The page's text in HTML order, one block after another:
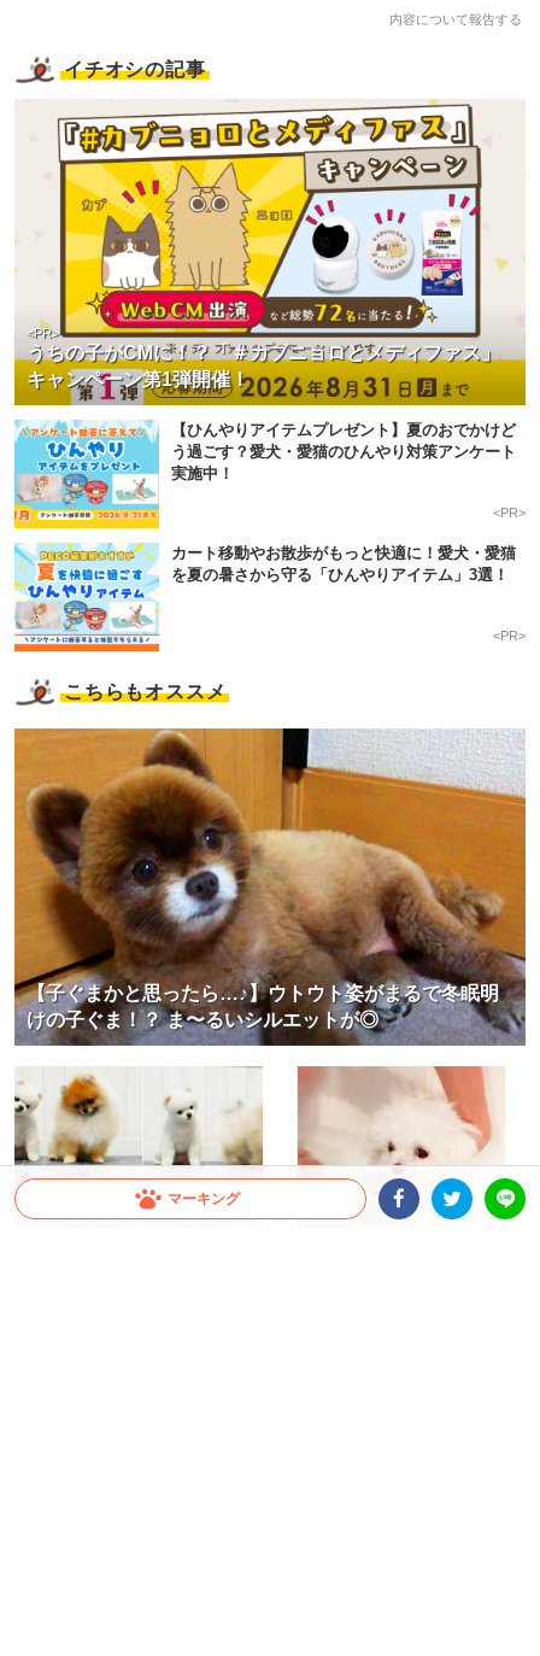
内容について報告する
マーキング
イチオシの記事
うちの子がCMに！？「＃カブニョロとメディファス」
キャンペーン第1弾開催！
<PR>
【ひんやりアイテムプレゼント】夏のおでかけど
う過ごす？愛犬・愛猫のひんやり対策アンケート
実施中！
<PR>
カート移動やお散歩がもっと快適に！愛犬・愛猫
を夏の暑さから守る「ひんやりアイテム」3選！
<PR>
こちらもオススメ
【子ぐまかと思ったら…♪】ウトウト姿がまるで冬眠明
けの子ぐま！？ ま〜るいシルエットが◎